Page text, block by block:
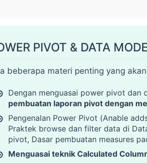
PIVOT & DATA
beberapa materi penting yang
Dengan menguasai power pivot dan
pembuatan laporan pivot dengan
Pengenalan Power Pivot (Anable
Praktek browse dan filter data di
pivot, Dasar pembuatan measures
Menguasai teknik Calculated